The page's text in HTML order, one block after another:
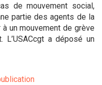
de mouvement social,
partie des agents de la
un mouvement de grève
L’USACcgt a déposé un